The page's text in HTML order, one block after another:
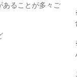
あることが多々ご